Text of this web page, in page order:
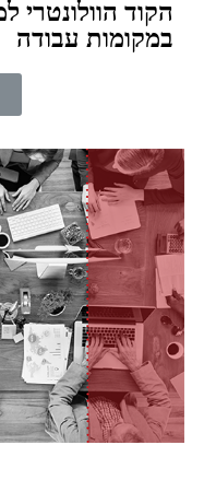
הקוד הוולונטרי
במקומות עבודה